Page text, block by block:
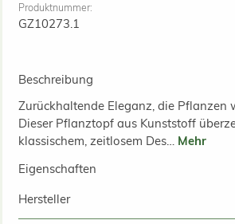
Produktnummer:
GZ10273.1
Beschreibung
Zurückhaltende Eleganz, die Pflanzen
Dieser Pflanztopf aus Kunststoff
klassischem, zeitlosem Des… Mehr
Eigenschaften
Hersteller